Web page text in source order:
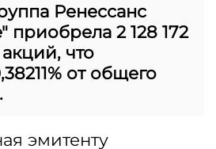
Ренессанс
приобрела 2 128 172
что
от общего
эмитенту